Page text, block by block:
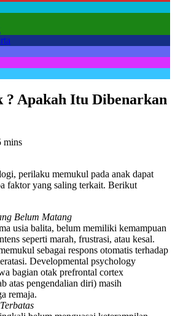
? Apakah Itu Dibenarkan
mins
perilaku memukul pada anak dapat
faktor yang saling terkait. Berikut
Belum Matang
usia balita, belum memiliki kemampuan
seperti marah, frustrasi, atau kesal.
sebagai respons otomatis terhadap
Developmental psychology
bagian otak prefrontal cortex
atas pengendalian diri) masih
remaja.